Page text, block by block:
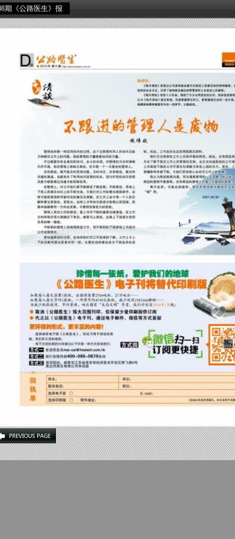
期《公路医生》报